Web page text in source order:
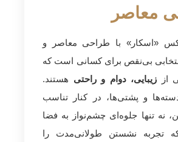
معاصر
«اسکار» با طراحی معاصر و
بی‌نقص برای کسانی است که
از زیبایی، دوام و راحتی هستند.
و پشتی‌ها، در کنار تناسب
نه تنها جلوه‌ای چشم‌نواز به فضا
تجربه نشستن طولانی‌مدت را